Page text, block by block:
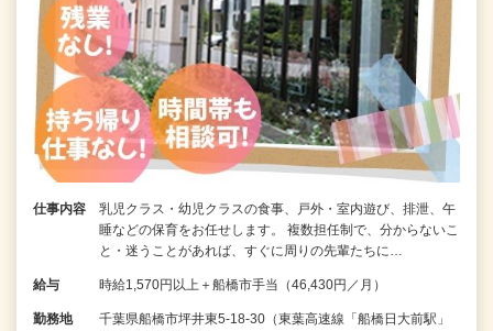
仕事内容
乳児クラス・幼児クラスの食事、戸外・室内遊び、排泄、午
睡などの保育をお任せします。 複数担任制で、分からないこ
と・迷うことがあれば、すぐに周りの先輩たちに…
給与 時給1,570円以上＋船橋市手当（46,430円／月）
勤務地
千葉県船橋市坪井東5-18-30（東葉高速線「船橋日大前駅」